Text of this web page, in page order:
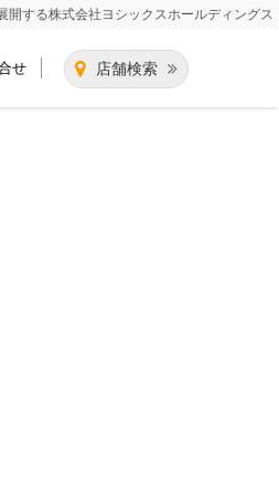
開する株式会社ヨシックスホールディングス
店舗検索
せ